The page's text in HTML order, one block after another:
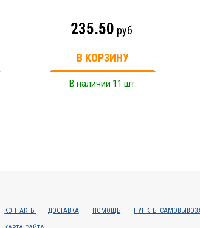
235.50 руб
В КОРЗИНУ
В наличии 11 шт.
КОНТАКТЫ ДОСТАВКА ПОМОЩЬ ПУНКТЫ